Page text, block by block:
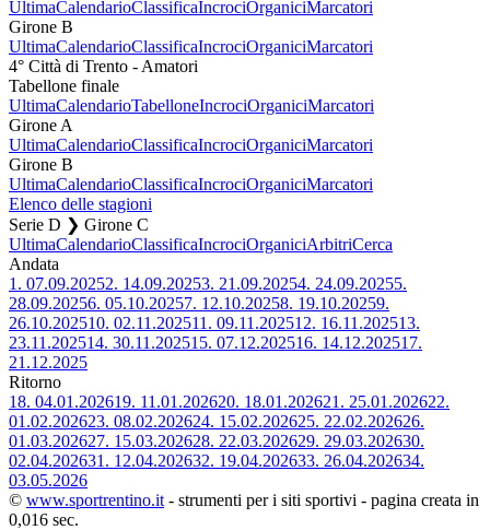
UltimaCalendarioClassificaIncrociOrganiciMarcatori
Girone B
UltimaCalendarioClassificaIncrociOrganiciMarcatori
4° Città di Trento - Amatori
Tabellone finale
UltimaCalendarioTabelloneIncrociOrganiciMarcatori
Girone A
UltimaCalendarioClassificaIncrociOrganiciMarcatori
Girone B
UltimaCalendarioClassificaIncrociOrganiciMarcatori
Elenco delle stagioni
Serie D ❯ Girone C
UltimaCalendarioClassificaIncrociOrganiciArbitriCerca
Andata
1. 07.09.20252. 14.09.20253. 21.09.20254. 24.09.20255.
28.09.20256. 05.10.20257. 12.10.20258. 19.10.20259.
26.10.202510. 02.11.202511. 09.11.202512. 16.11.202513.
23.11.202514. 30.11.202515. 07.12.202516. 14.12.202517.
21.12.2025
Ritorno
18. 04.01.202619. 11.01.202620. 18.01.202621. 25.01.202622.
01.02.202623. 08.02.202624. 15.02.202625. 22.02.202626.
01.03.202627. 15.03.202628. 22.03.202629. 29.03.202630.
02.04.202631. 12.04.202632. 19.04.202633. 26.04.202634.
03.05.2026
© www.sportrentino.it - strumenti per i siti sportivi - pagina creata in
0,016 sec.